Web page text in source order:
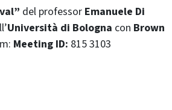
del professor Emanuele Di
Università di Bologna con Brown
Meeting ID: 815 3103